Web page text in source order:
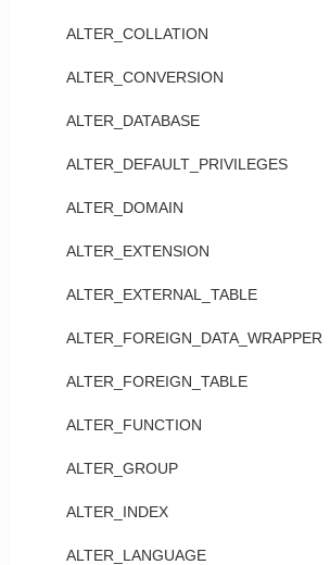
ALTER_COLLATION
ALTER_CONVERSION
ALTER_DATABASE
ALTER_DEFAULT_PRIVILEGES
ALTER_DOMAIN
ALTER_EXTENSION
ALTER_EXTERNAL_TABLE
ALTER_FOREIGN_DATA_WRAPPER
ALTER_FOREIGN_TABLE
ALTER_FUNCTION
ALTER_GROUP
ALTER_INDEX
ALTER_LANGUAGE